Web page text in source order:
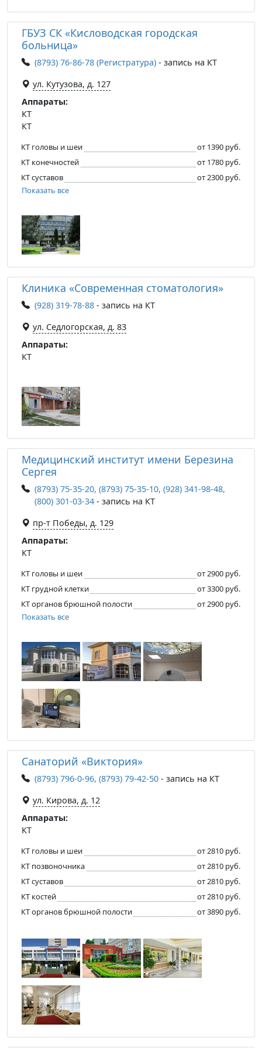
ГБУЗ СК «Кисловодская городская
больница»
(8793) 76-86-78 (Регистратура) - запись на КТ
ул. Кутузова, д. 127
Аппараты:
КТ
КТ
КТ головы и шеи
от 1390 руб.
КТ конечностей
от 1780 руб.
КТ суставов
от 2300 руб.
Показать все
Клиника «Современная стоматология»
(928) 319-78-88 - запись на КТ
ул. Седлогорская, д. 83
Аппараты:
КТ
Медицинский институт имени Березина
Сергея
(8793) 75-35-20, (8793) 75-35-10, (928) 341-98-48,
(800) 301-03-34 - запись на КТ
пр-т Победы, д. 129
Аппараты:
КТ
КТ головы и шеи
от 2900 руб.
КТ грудной клетки
от 3300 руб.
КТ органов брюшной полости
от 2900 руб.
Показать все
Санаторий «Виктория»
(8793) 796-0-96, (8793) 79-42-50 - запись на КТ
ул. Кирова, д. 12
Аппараты:
КТ
КТ головы и шеи
от 2810 руб.
КТ позвоночника
от 2810 руб.
КТ суставов
от 2810 руб.
КТ костей
от 2810 руб.
КТ органов брюшной полости
от 3890 руб.